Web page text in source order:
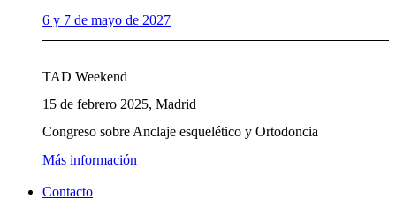
6 y 7 de mayo de 2027
TAD Weekend
15 de febrero 2025, Madrid
Congreso sobre Anclaje esquelético y Ortodoncia
Más información
Contacto